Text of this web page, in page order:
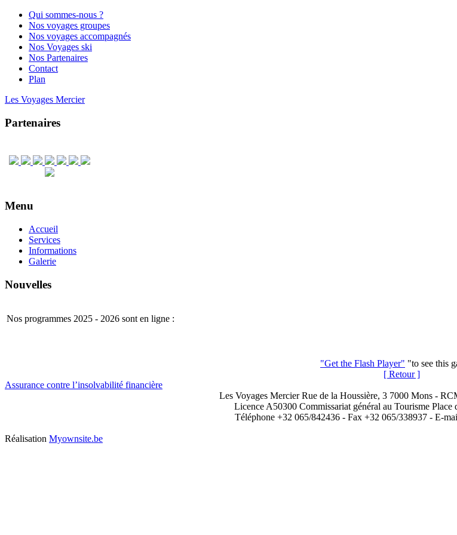
Qui sommes-nous ?
Nos voyages groupes
Nos voyages accompagnés
Nos Voyages ski
Nos Partenaires
Contact
Plan
Les Voyages Mercier
Partenaires
Menu
Accueil
Services
Informations
Galerie
Nouvelles
Nos programmes 2025 - 2026 sont en ligne :
"Get the Flash Player" "to see this
[ Retour ]
Assurance contre l’insolvabilité financière
Les Voyages Mercier Rue de la Houssière, 3 7000 Mons -
Licence A50300 Commissariat général au Tourisme Place
Téléphone +32 065/842436 - Fax +32 065/338937 - E-
Réalisation Myownsite.be